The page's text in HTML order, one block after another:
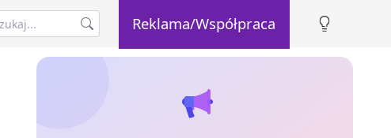
Reklama/Współpraca